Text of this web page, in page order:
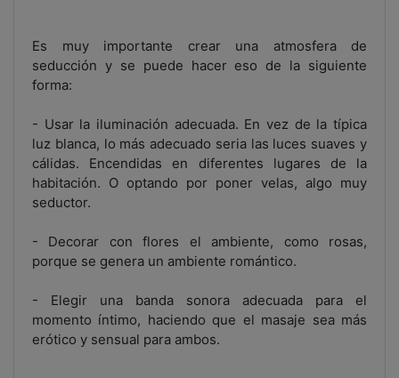
Es muy importante crear una atmosfera de
seducción y se puede hacer eso de la siguiente
forma:
- Usar la iluminación adecuada. En vez de la típica
luz blanca, lo más adecuado seria las luces suaves y
cálidas. Encendidas en diferentes lugares de la
habitación. O optando por poner velas, algo muy
seductor.
- Decorar con flores el ambiente, como rosas,
porque se genera un ambiente romántico.
- Elegir una banda sonora adecuada para el
momento íntimo, haciendo que el masaje sea más
erótico y sensual para ambos.